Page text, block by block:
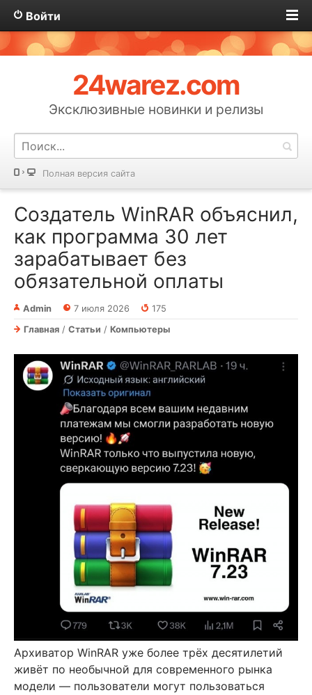
Войти
24warez.com
Эксклюзивные новинки и релизы
Полная версия сайта
Создатель WinRAR объяснил,
как программа 30 лет
зарабатывает без
обязательной оплаты
Admin 7 июля 2026
175
Главная / Статьи / Компьютеры
Архиватор WinRAR уже более трёх десятилетий
живёт по необычной для современного рынка
модели — пользователи могут пользоваться